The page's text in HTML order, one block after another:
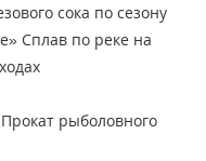
сока по сезону
Сплав по реке на
Прокат рыболовного